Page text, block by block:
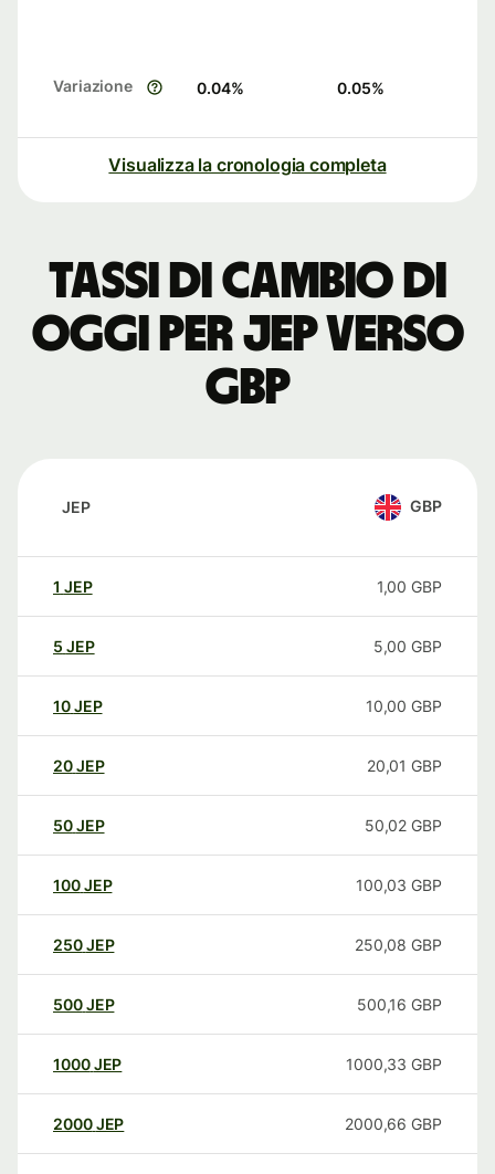
Variazione 0.04% 0.05%
Visualizza la cronologia completa
Tassi di cambio di
oggi per JEP verso
GBP
JEP GBP
1 JEP 1,00 GBP
5 JEP 5,00 GBP
10JEP 10,00 GBP
20JEP 20,01 GBP
50JEP 50,02 GBP
100JEP 100,03 GBP
250JEP 250,08 GBP
500JEP 500,16 GBP
1000JEP 1000,33 GBP
2000JEP 2000,66 GBP